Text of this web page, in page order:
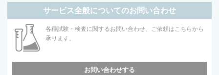
サービス全般についてのお問い合わせ
各種試験・検査に関するお問い合わせ、ご依頼はこちらから
承ります。
お問い合わせする